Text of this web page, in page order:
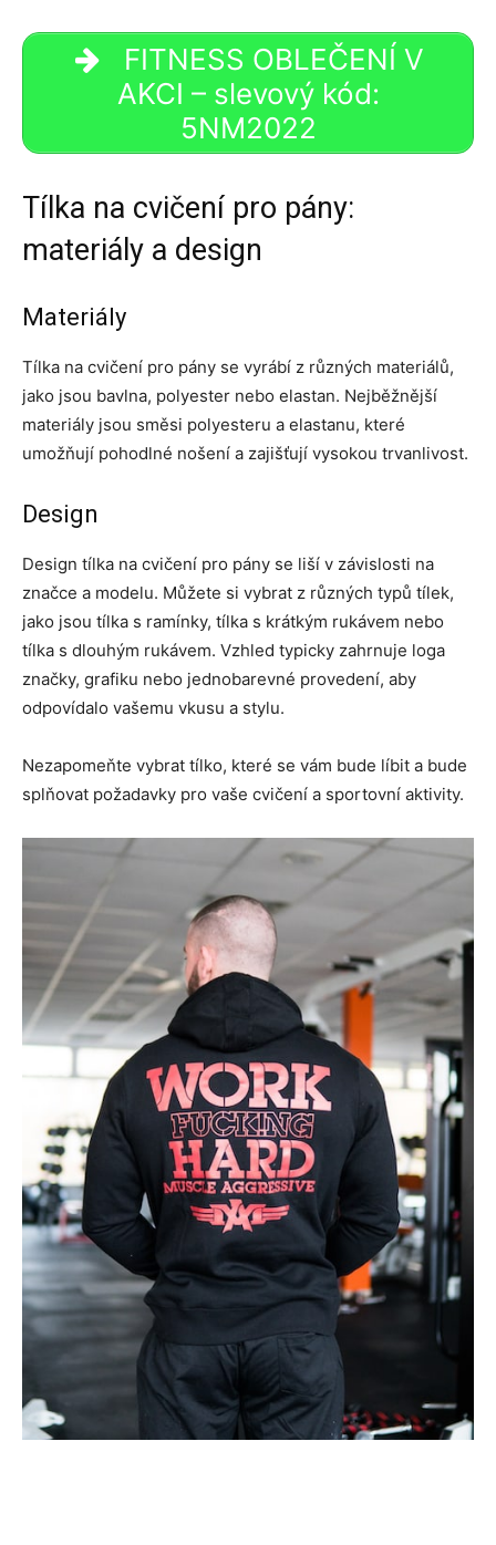
FITNESS OBLEČENÍ V
AKCI – slevový kód:
5NM2022
Tílka na cvičení pro pány:
materiály a design
Materiály
Tílka na cvičení pro pány se vyrábí z různých materiálů,
jako jsou bavlna, polyester nebo elastan. Nejběžnější
materiály jsou směsi polyesteru a elastanu, které
umožňují pohodlné nošení a zajišťují vysokou trvanlivost.
Design
Design tílka na cvičení pro pány se liší v závislosti na
značce a modelu. Můžete si vybrat z různých typů tílek,
jako jsou tílka s ramínky, tílka s krátkým rukávem nebo
tílka s dlouhým rukávem. Vzhled typicky zahrnuje loga
značky, grafiku nebo jednobarevné provedení, aby
odpovídalo vašemu vkusu a stylu.
Nezapomeňte vybrat tílko, které se vám bude líbit a bude
splňovat požadavky pro vaše cvičení a sportovní aktivity.